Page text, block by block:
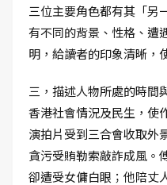
三位主要角色都有其「另
有不同的背景、性格、遭
明，給讀者的印象清晰，
三，描述人物所處的時間
香港社會情況及民生，使
演拍片受到三合會收取外
貪污受賄勒索敲詐成風。
卻遭受女傭白眼；他陪丈